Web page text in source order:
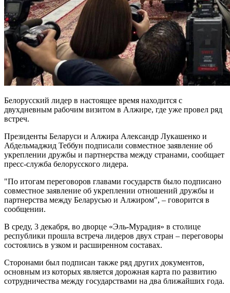
Белорусский лидер в настоящее время находится с
двухдневным рабочим визитом в Алжире, где уже провел ряд
встреч.
Президенты Беларуси и Алжира Александр Лукашенко и
Абдельмаджид Теббун подписали совместное заявление об
укреплении дружбы и партнерства между странами, сообщает
пресс-служба белорусского лидера.
"По итогам переговоров главами государств было подписано
совместное заявление об укреплении отношений дружбы и
партнерства между Беларусью и Алжиром", – говорится в
сообщении.
В среду, 3 декабря, во дворце «Эль-Мурадия» в столице
республики прошла встреча лидеров двух стран – переговоры
состоялись в узком и расширенном составах.
Сторонами был подписан также ряд других документов,
основным из которых является дорожная карта по развитию
сотрудничества между государствами на два ближайших года.